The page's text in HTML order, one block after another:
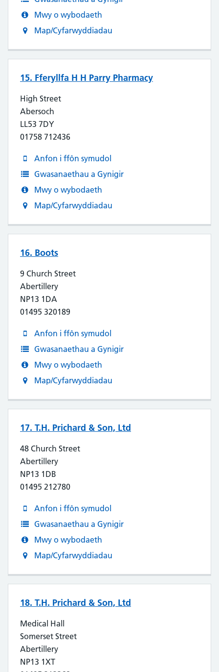
Mwy o wybodaeth
Map/Cyfarwyddiadau
15. Fferyllfa H H Parry Pharmacy
High Street
Abersoch
LL53 7DY
01758 712436
Anfon i ffôn symudol
Gwasanaethau a Gynigir
Mwy o wybodaeth
Map/Cyfarwyddiadau
16. Boots
9 Church Street
Abertillery
NP13 1DA
01495 320189
Anfon i ffôn symudol
Gwasanaethau a Gynigir
Mwy o wybodaeth
Map/Cyfarwyddiadau
17. T.H. Prichard & Son, Ltd
48 Church Street
Abertillery
NP13 1DB
01495 212780
Anfon i ffôn symudol
Gwasanaethau a Gynigir
Mwy o wybodaeth
Map/Cyfarwyddiadau
18. T.H. Prichard & Son, Ltd
Medical Hall
Somerset Street
Abertillery
NP13 1XT